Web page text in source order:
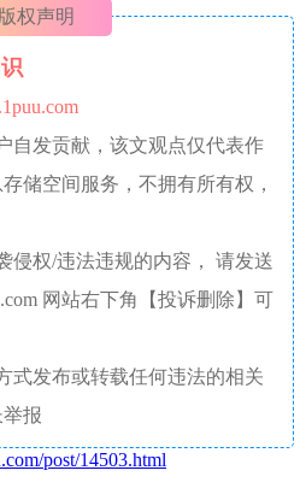
版权声明
自发贡献，该文观点仅代表作
储空间服务，不拥有所有权，
侵权/违法违规的内容， 请发送
网站右下角【投诉删除】可
式发布或转载任何违法的相关
报
post/14503.html